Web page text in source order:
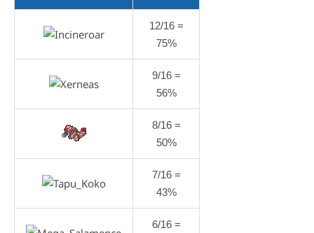
12/16 =
75%
9/16 =
56%
8/16 =
50%
7/16 =
43%
6/16 =